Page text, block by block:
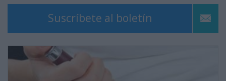
Suscríbete al boletín